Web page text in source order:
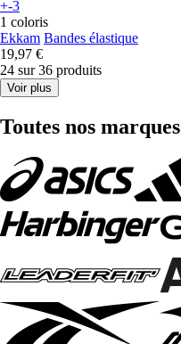
+-3
1 coloris
Ekkam Bandes élastique
19,97 €
24 sur 36 produits
Voir plus
Toutes nos marques